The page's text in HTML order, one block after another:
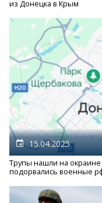
из Донецка в Крым
15.04.2025
Трупы нашли на
подорвались военные